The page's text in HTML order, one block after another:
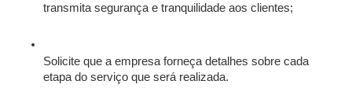
transmita segurança e tranquilidade aos clientes;
Solicite que a empresa forneça detalhes sobre cada
etapa do serviço que será realizada.